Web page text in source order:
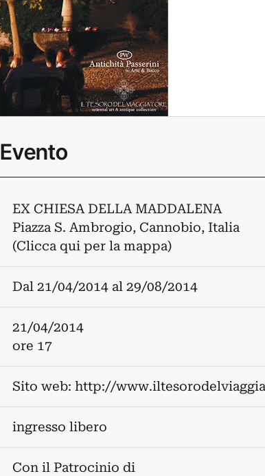
EX CHIESA DELLA MADDALENA
Piazza S. Ambrogio, Cannobio, Italia
(Clicca qui per la mappa)
Dal 21/04/2014al 29/08/2014
21/04/2014
ore 17
Sito web: http://
ingresso libero
Con il Patrocinio di